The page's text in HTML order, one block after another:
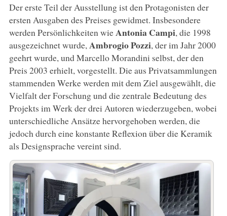
Der erste Teil der Ausstellung ist den Protagonisten der
ersten Ausgaben des Preises gewidmet. Insbesondere
werden Persönlichkeiten wieAntoniaCampi, die 1998
ausgezeichnet wurde, AmbrogioPozzi, der im Jahr 2000
geehrt wurde, und Marcello Morandini selbst, der den
Preis 2003 erhielt, vorgestellt. Die aus Privatsammlungen
stammenden Werke werden mit dem Ziel ausgewählt, die
Vielfalt der Forschung und die zentrale Bedeutung des
Projekts im Werk der drei Autoren wiederzugeben, wobei
unterschiedliche Ansätze hervorgehoben werden, die
jedoch durch eine konstante Reflexion über die Keramik
als Designsprache vereint sind.